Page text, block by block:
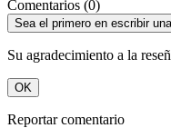
Comentarios (0)
Sea el primero en escribir
Su agradecimiento a la
OK
Reportar comentario